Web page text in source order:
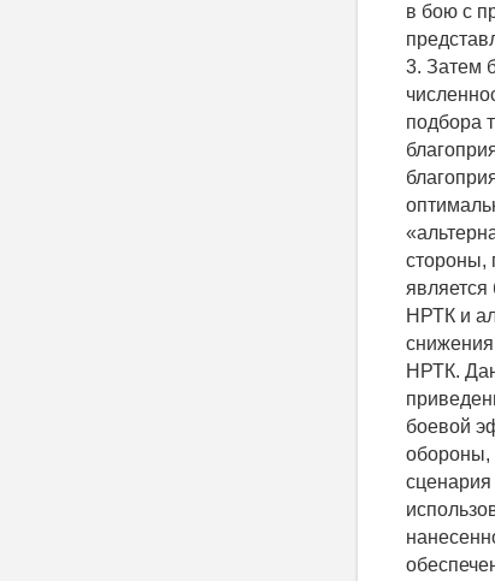
в бою с
3. Затем
подбора
стороны,
НРТК и
НРТК.
боевой
обороны,